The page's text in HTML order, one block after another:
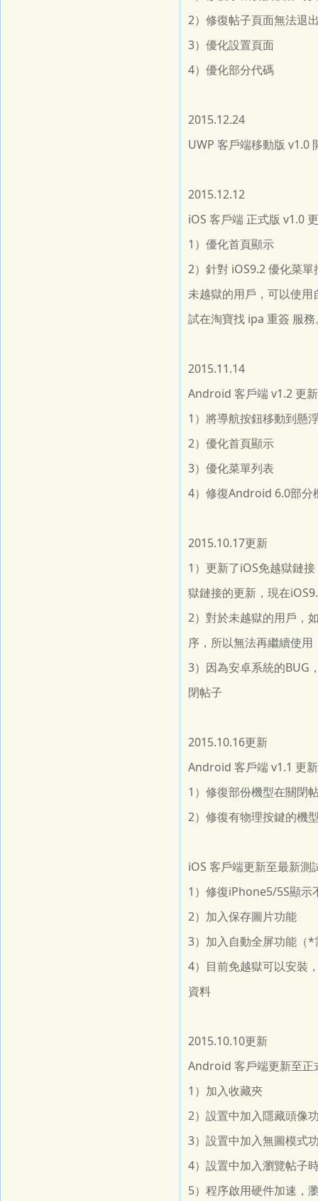
2）修復帖子頁面無法退
3）優化設置頁面
4）優化部分代碼
2015.12.24
UWP 客戶端移動版 v1.0
2015.12.12
iOS 客戶端 正式版 v1.0
1）優化首頁顯示
2）針對 iOS9.2 優化菜單
未越獄的用戶，可以使
試在淘寶找 ipa 重簽 服務
2015.11.14
Android 客戶端 v1.2 更
1）將導航按鈕移動到懸
2）優化首頁顯示
3）優化菜單列表
4）修復Android 6.0部分
2015.10.17更新
1）更新了iOS免越獄鏈
獄鏈接的更新，現在
2）對於未越獄的用戶，
序，所以無法再繼續使
3）因為安卓系統的BUG
閉帖子
2015.10.16更新
Android 客戶端 v1.1 更
1）修復部份機型在關閉
2）修復有物理按鍵的機
iOS 客戶端更新至最新
1）修復iPhone5/5S顯示
2）加入保存圖片功能
3）加入自動全屏功能（
4）目前免越獄可以安裝
資料
2015.10.10更新
Android 客戶端更新至正
1）加入收藏夾
2）設置中加入隱藏頭像
3）設置中加入無圖模式
4）設置中加入瀏覽帖子
5）程序啟用硬件加速，